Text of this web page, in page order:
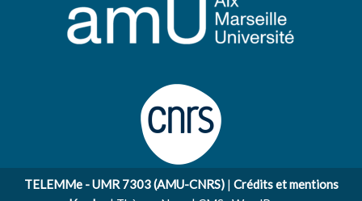
TELEMMe - UMR 7303 (AMU-CNRS)| Crédits et mentions